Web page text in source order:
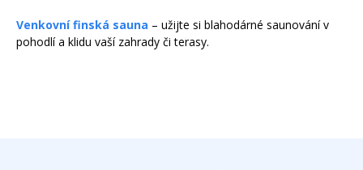
Venkovní finská sauna – užijte si blahodárné saunování v
pohodlí a klidu vaší zahrady či terasy.